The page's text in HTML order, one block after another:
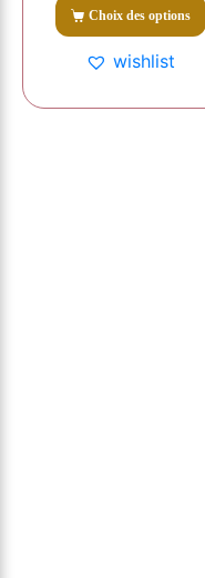
Choix des options
wishlist